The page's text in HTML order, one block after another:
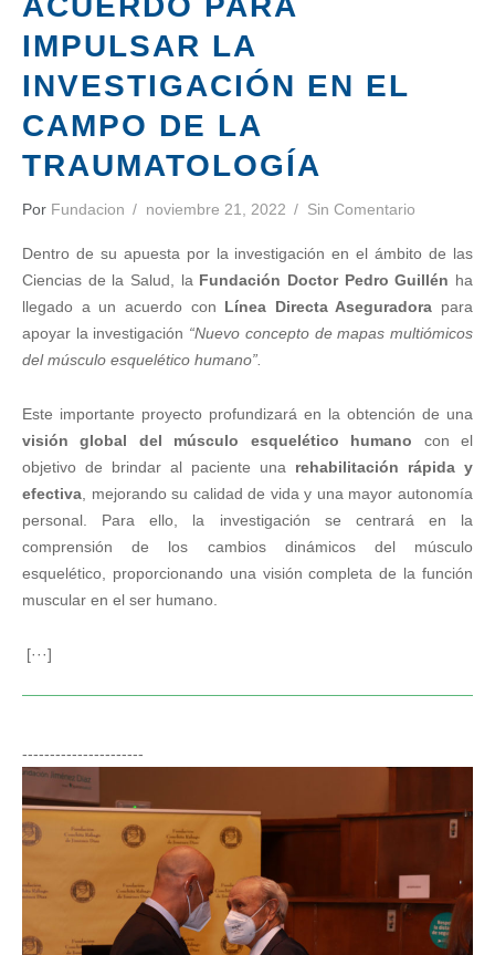
IMPULSAR LA
INVESTIGACIÓN EN EL
CAMPO DE LA
TRAUMATOLOGÍA
Por Fundacion noviembre 21, 2022 Sin Comentario
Dentro de su apuesta por la investigación en el ámbito de las
Ciencias de la Salud, la Fundación Doctor Pedro Guillén ha
llegado a un acuerdo con Línea Directa Aseguradora para
apoyar la investigación “Nuevo concepto de mapas multiómicos
del músculo esquelético humano”.
Este importante proyecto profundizará en la obtención de una
visión global del músculo esquelético humano con el
objetivo de brindar al paciente una rehabilitación rápida y
efectiva , mejorando su calidad de vida y una mayor autonomía
personal. Para ello, la investigación se centrará en la
comprensión de los cambios dinámicos del músculo
esquelético, proporcionando una visión completa de la función
muscular en el ser humano.
[···]
----------------------
Juan Carlos Izpisúa recibe el Premio Ogawa-
Yamanaka de Células Madre 2022